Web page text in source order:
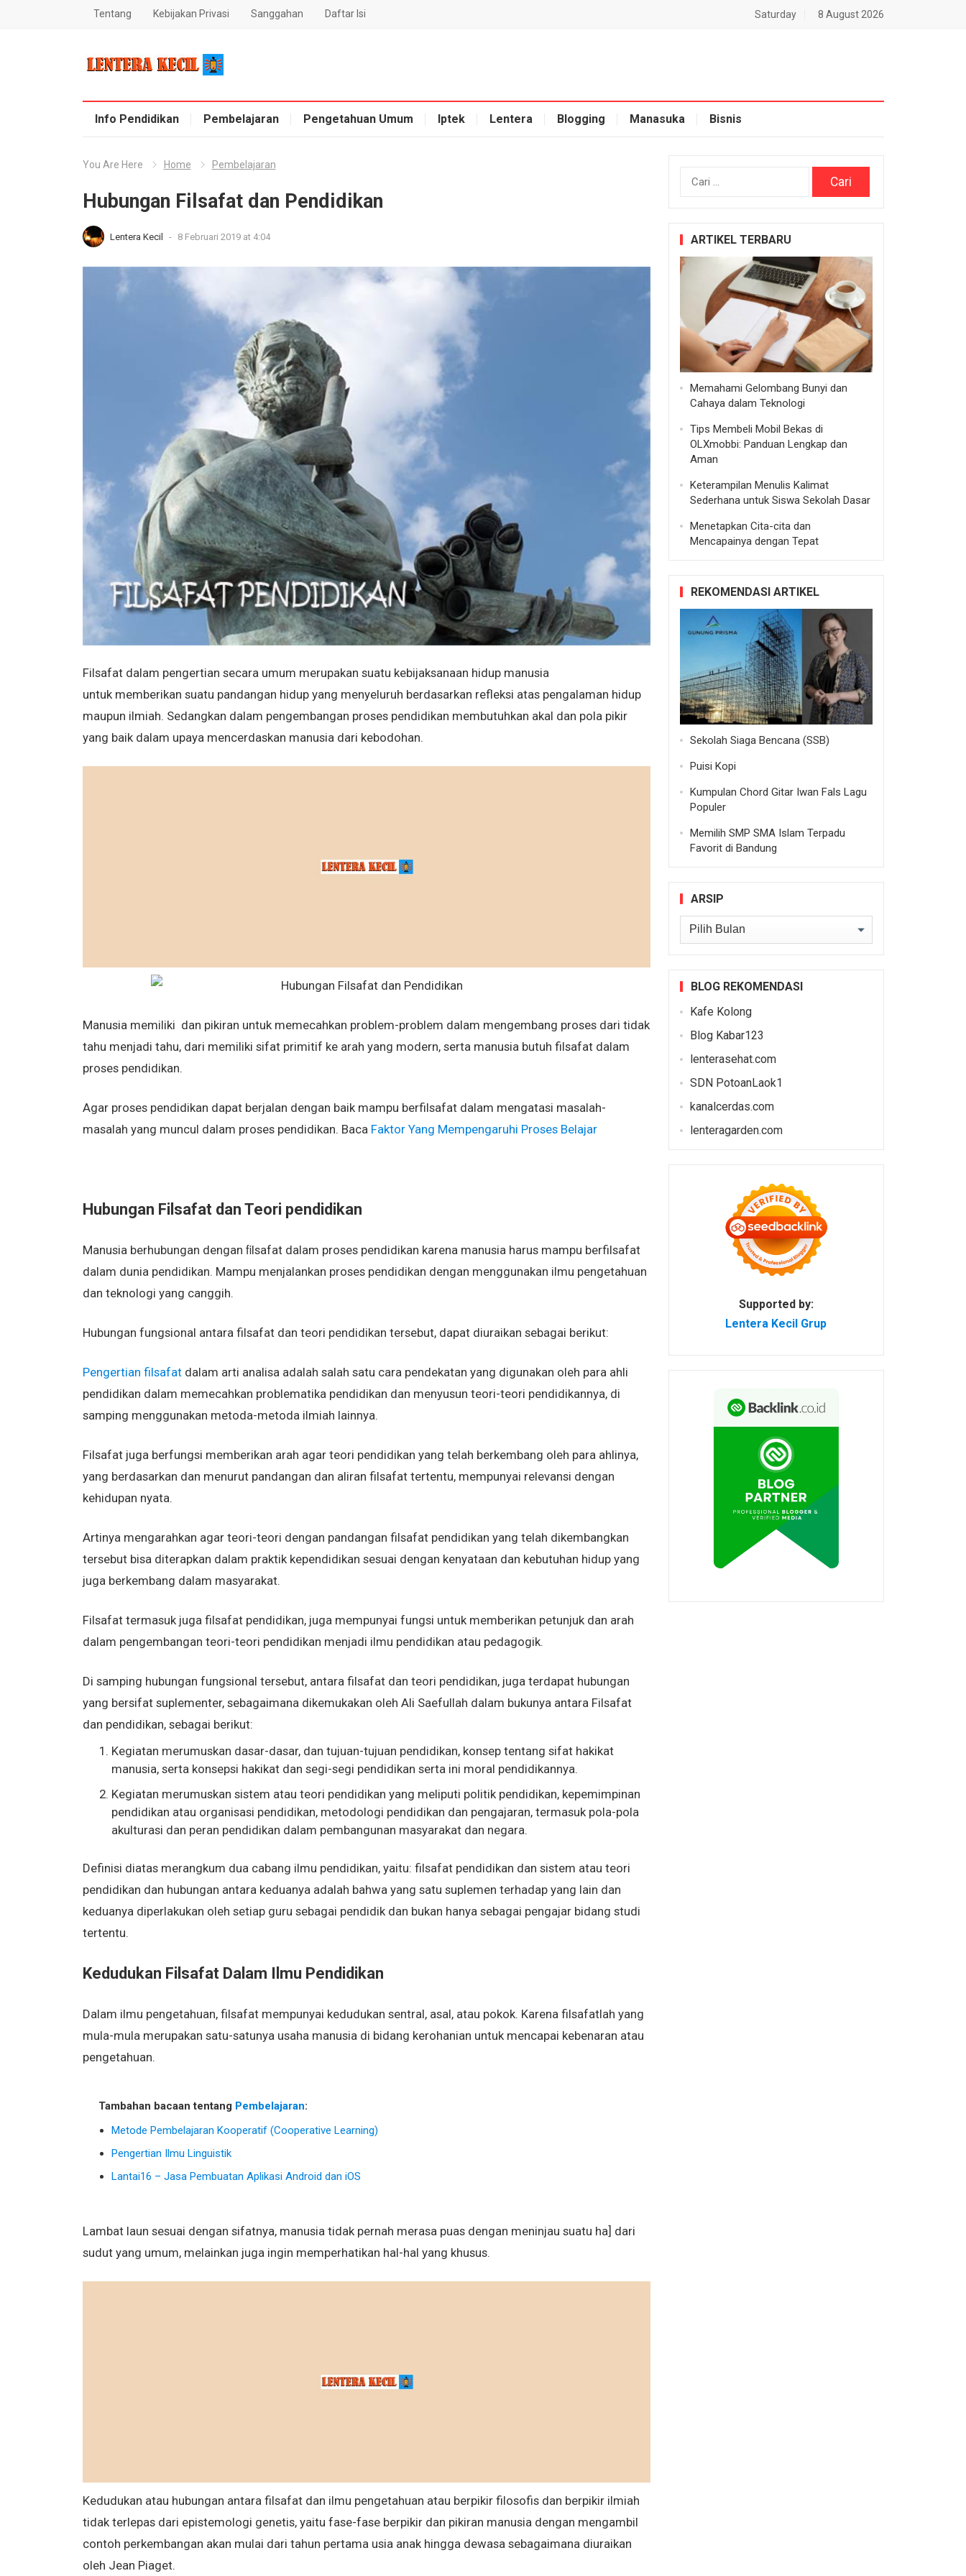
Tentang Kebijakan Privasi Sanggahan Daftar Isi Saturday 8 August 2026
Blog Lentera Kecil
Info Pendidikan
Pembelajaran Pengetahuan Umum Iptek Lentera Blogging Manasuka Bisnis
You Are Here Home Pembelajaran
Hubungan Filsafat dan Pendidikan
Lentera Kecil - 8 Februari 2019 at 4:04
Filsafat dalam pengertian secara umum merupakan suatu kebijaksanaan hidup manusia
untuk memberikan suatu pandangan hidup yang menyeluruh berdasarkan refleksi atas pengalaman hidup
maupun ilmiah. Sedangkan dalam pengembangan proses pendidikan membutuhkan akal dan pola pikir
yang baik dalam upaya mencerdaskan manusia dari kebodohan.
Manusia memiliki dan pikiran untuk memecahkan problem-problem dalam mengembang proses dari tidak
tahu menjadi tahu, dari memiliki sifat primitif ke arah yang modern, serta manusia butuh filsafat dalam
proses pendidikan.
Agar proses pendidikan dapat berjalan dengan baik mampu berfilsafat dalam mengatasi masalah-
masalah yang muncul dalam proses pendidikan. Baca Faktor Yang Mempengaruhi Proses Belajar
Hubungan Filsafat dan Teori pendidikan
Manusia berhubungan dengan ﬁlsafat dalam proses pendidikan karena manusia harus mampu berfilsafat
dalam dunia pendidikan. Mampu menjalankan proses pendidikan dengan menggunakan ilmu pengetahuan
dan teknologi yang canggih.
Hubungan fungsional antara filsafat dan teori pendidikan tersebut, dapat diuraikan sebagai berikut:
Pengertian filsafatdalam arti analisa adalah salah satu cara pendekatan yang digunakan oleh para ahli
pendidikan dalam memecahkan problematika pendidikan dan menyusun teori-teori pendidikannya, di
samping menggunakan metoda-metoda ilmiah lainnya.
Filsafat juga berfungsi memberikan arah agar teori pendidikan yang telah berkembang oleh para ahlinya,
yang berdasarkan dan menurut pandangan dan aliran filsafat tertentu, mempunyai relevansi dengan
kehidupan nyata.
Artinya mengarahkan agar teori-teori dengan pandangan filsafat pendidikan yang telah dikembangkan
tersebut bisa diterapkan dalam praktik kependidikan sesuai dengan kenyataan dan kebutuhan hidup yang
juga berkembang dalam masyarakat.
Filsafat termasuk juga filsafat pendidikan, juga mempunyai fungsi untuk memberikan petunjuk dan arah
dalam pengembangan teori-teori pendidikan menjadi ilmu pendidikan atau pedagogik.
Di samping hubungan fungsional tersebut, antara filsafat dan teori pendidikan, juga terdapat hubungan
yang bersifat suplementer, sebagaimana dikemukakan oleh Ali Saefullah dalam bukunya antara Filsafat
dan pendidikan, sebagai berikut:
Kegiatan merumuskan dasar-dasar, dan tujuan-tujuan pendidikan, konsep tentang sifat hakikat
manusia, serta konsepsi hakikat dan segi-segi pendidikan serta ini moral pendidikannya.
Kegiatan merumuskan sistem atau teori pendidikan yang meliputi politik pendidikan, kepemimpinan
pendidikan atau organisasi pendidikan, metodologi pendidikan dan pengajaran, termasuk pola-pola
akulturasi dan peran pendidikan dalam pembangunan masyarakat dan negara.
Definisi diatas merangkum dua cabang ilmu pendidikan, yaitu: filsafat pendidikan dan sistem atau teori
pendidikan dan hubungan antara keduanya adalah bahwa yang satu suplemen terhadap yang lain dan
keduanya diperlakukan oleh setiap guru sebagai pendidik dan bukan hanya sebagai pengajar bidang studi
tertentu.
Kedudukan Filsafat Dalam Ilmu Pendidikan
Dalam ilmu pengetahuan, filsafat mempunyai kedudukan sentral, asal, atau pokok. Karena filsafatlah yang
mula-mula merupakan satu-satunya usaha manusia di bidang kerohanian untuk mencapai kebenaran atau
pengetahuan.
Tambahan bacaan tentang Pembelajaran:
Metode Pembelajaran Kooperatif (Cooperative Learning)
Pengertian Ilmu Linguistik
Lantai16 – Jasa Pembuatan Aplikasi Android dan iOS
Lambat laun sesuai dengan sifatnya, manusia tidak pernah merasa puas dengan meninjau suatu ha] dari
sudut yang umum, melainkan juga ingin memperhatikan hal-hal yang khusus.
Kedudukan atau hubungan antara filsafat dan ilmu pengetahuan atau berpikir filosofis dan berpikir ilmiah
tidak terlepas dari epistemologi genetis, yaitu fase-fase berpikir dan pikiran manusia dengan mengambil
contoh perkembangan akan mulai dari tahun pertama usia anak hingga dewasa sebagaimana diuraikan
oleh Jean Piaget.
Cari
ARTIKEL TERBARU
Memahami Gelombang Bunyi dan
Cahaya dalam Teknologi
Tips Membeli Mobil Bekas di
OLXmobbi: Panduan Lengkap dan
Aman
Keterampilan Menulis Kalimat
Sederhana untuk Siswa Sekolah Dasar
Menetapkan Cita-cita dan
Mencapainya dengan Tepat
REKOMENDASI ARTIKEL
Sekolah Siaga Bencana (SSB)
Puisi Kopi
Kumpulan Chord Gitar Iwan Fals Lagu
Populer
Memilih SMP SMA Islam Terpadu
Favorit di Bandung
ARSIP
Arsip
BLOG REKOMENDASI
Kafe Kolong
Blog Kabar123
lenterasehat.com
SDN PotoanLaok1
kanalcerdas.com
lenteragarden.com
Supported by:
Lentera Kecil Grup